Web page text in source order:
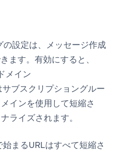
設定は、メッセージ作成
ます。有効にすると、
メイン
サブスクリプショングルー
インを使用して短縮さ
ライズされます。
始まるURLはすべて短縮さ